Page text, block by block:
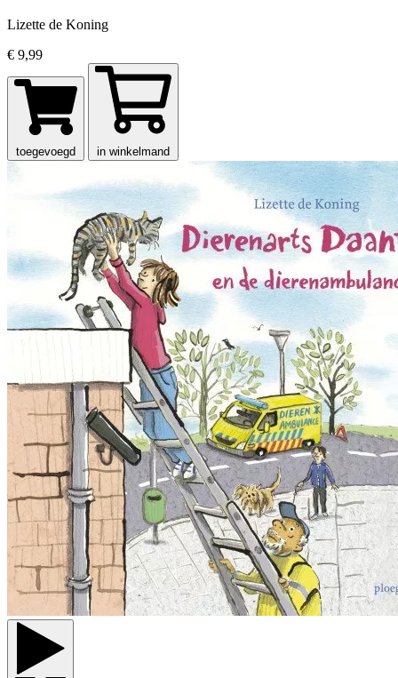
Lizette de Koning
€ 9,99
toegevoegd in winkelmand